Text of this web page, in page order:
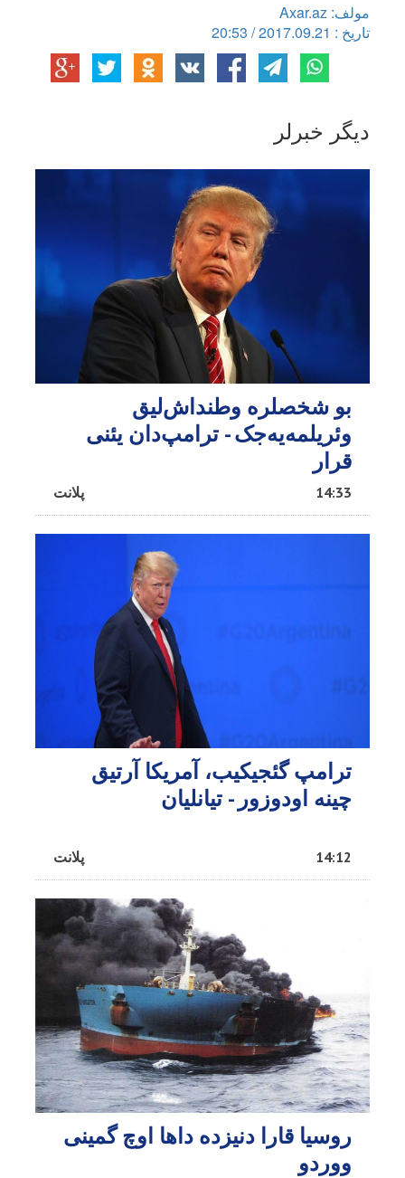
مولف: Axar.az
تاریخ : 2017.09.21 / 20:53
دیگر خبرلر
بو شخصلره وطنداش‌لیق
وئریلمه‌یه‌جک - ترامپ‌دان یئنی
قرار
پلانت 14:33
ترامپ گئجیکیب، آمریکا آرتیق
چینه اودوزور - تیانلیان
پلانت 14:12
روسیا قارا دنیزده داها اوچ گمینی
ووردو